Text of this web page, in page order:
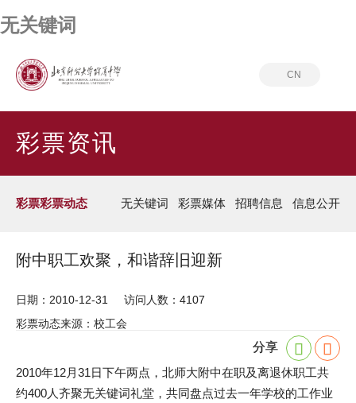
无关键词
CN
彩票资讯
彩票彩票动态 无关键词 彩票媒体 招聘信息 信息公开
附中职工欢聚，和谐辞旧迎新
日期：2010-12-31
访问人数：4107
彩票动态来源：校工会
分享
2010年12月31日下午两点，北师大附中在职及离退休职工共
约400人齐聚无关键词礼堂，共同盘点过去一年学校的工作业